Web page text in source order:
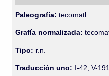
Paleografía: tecomatl
Grafía normalizada:
Tipo: r.n.
Traducción uno: I-42, V-